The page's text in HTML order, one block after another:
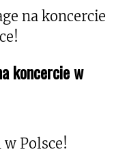
koncercie w